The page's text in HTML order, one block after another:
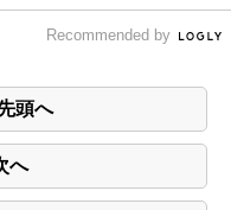
Recommended by
頭へ
へ